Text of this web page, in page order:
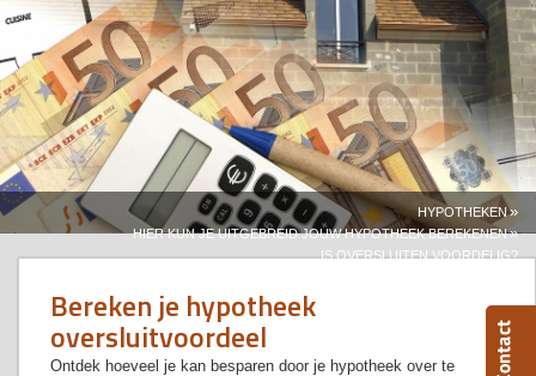
HYPOTHEKEN »
HIER KUN JE UITGEBREID JOUW HYPOTHEEK BEREKENEN»
IS OVERSLUITEN VOORDELIG?
Bereken je hypotheek
oversluitvoordeel
Ontdek hoeveel je kan besparen door je hypotheek over te